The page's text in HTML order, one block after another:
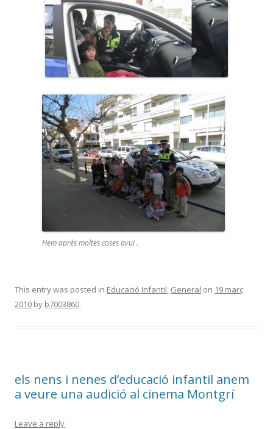
Hem après moltes coses avui .
This entry was posted in Educació Infantil General on 19 març
2010 by b7003860.
els nens i nenes d’educació infantil anem
a veure una audició al cinema Montgrí
Leave a reply